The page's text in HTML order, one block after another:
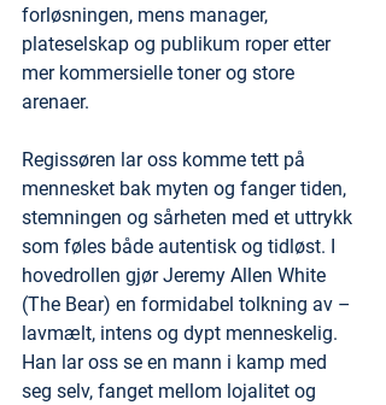
forløsningen, mens manager,
plateselskap og publikum roper etter
mer kommersielle toner og store
arenaer.
Regissøren lar oss komme tett på
mennesket bak myten og fanger tiden,
stemningen og sårheten med et uttrykk
som føles både autentisk og tidløst. I
hovedrollen gjør Jeremy Allen White
(The Bear) en formidabel tolkning av –
lavmælt, intens og dypt menneskelig.
Han lar oss se en mann i kamp med
seg selv, fanget mellom lojalitet og